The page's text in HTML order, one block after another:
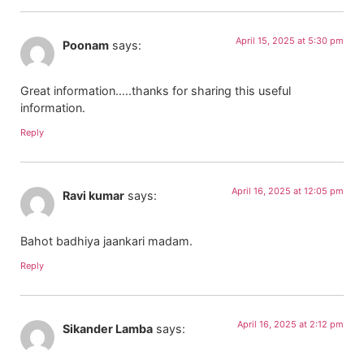
Poonam says: April 15, 2025 at 5:30 pm
Great information…..thanks for sharing this useful
information.
Reply
Ravi kumar says: April 16, 2025 at 12:05 pm
Bahot badhiya jaankari madam.
Reply
Sikander Lamba says: April 16, 2025 at 2:12 pm